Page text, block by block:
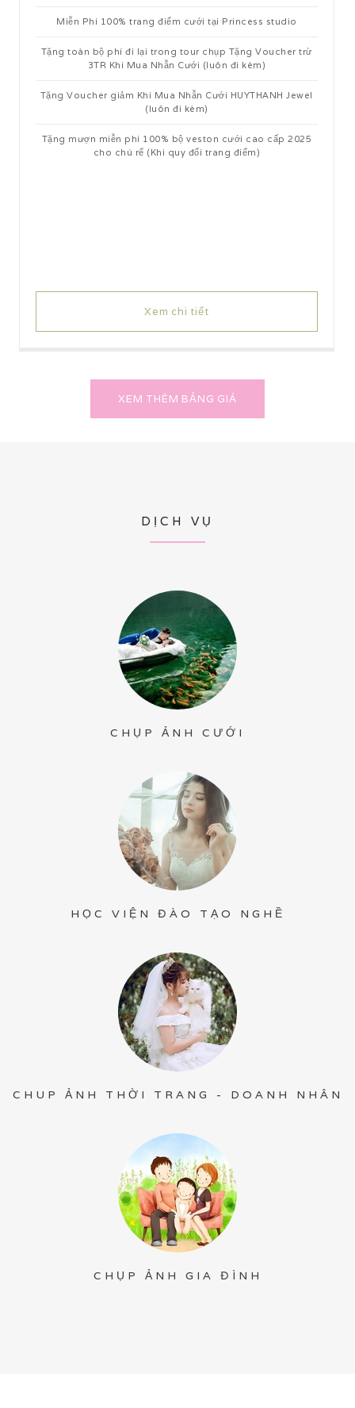
Miễn Phí 100% trang điểm cưới tại Princess studio
Tặng toàn bộ phí đi lại trong tour chụp Tặng Voucher trừ
3TR Khi Mua Nhẫn Cưới (luôn đi kèm)
Tặng Voucher giảm Khi Mua Nhẫn Cưới HUYTHANH Jewel
(luôn đi kèm)
Tặng mượn miễn phí 100% bộ veston cưới cao cấp 2025
cho chú rể (Khi quy đổi trang điểm)
Xem chi tiết
XEM THÊM BẢNG GIÁ
DỊCH VỤ
CHỤP ẢNH CƯỚI
HỌC VIỆN ĐÀO TẠO NGHỀ
CHUP ẢNH THỜI TRANG - DOANH NHÂN
CHỤP ẢNH GIA ĐÌNH